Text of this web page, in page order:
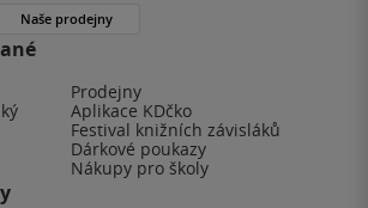
Prodejny
Aplikace KDčko
Festival knižních závisláků
Dárkové poukazy
Nákupy pro školy
Naše prodejny